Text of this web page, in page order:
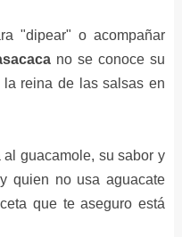
"dipear" o acompañar
no se conoce su
reina de las salsas en
guacamole, su sabor y
quien no usa aguacate
que te aseguro está